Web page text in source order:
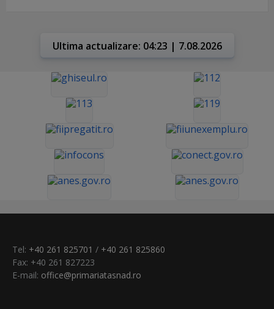
Ultima actualizare: 04:23 | 7.08.2026
Tel: +40 261 825701 / +40 261 825860
Fax: +40 261 827223
E-mail: office@primariatasnad.ro